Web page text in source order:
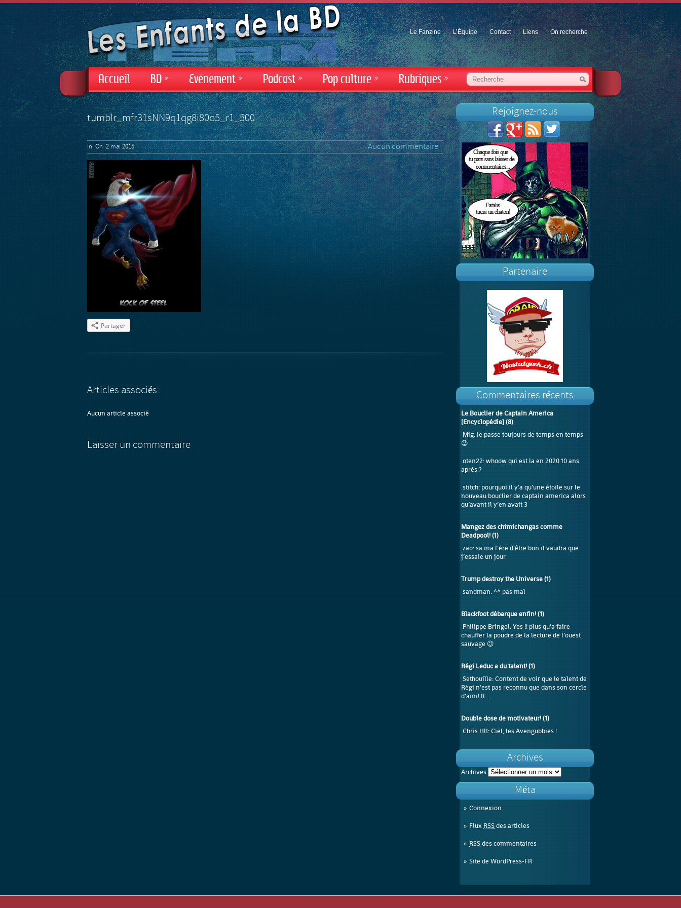
Le Fanzine L’Équipe Contact Liens On recherche
Accueil BD » Evénement » Podcast » Pop culture » Rubriques »
Rejoignez-nous
Partenaire
Commentaires récents
Le Bouclier de Captain America
[Encyclopédie](8)
Mig: Je passe toujours de temps en temps
😉
oten22: whoow qui est la en 2020 10 ans
après ?
stitch: pourquoi il y’a qu’une étoile sur le
nouveau bouclier de captain america alors
qu’avant il y’en avait 3
Mangez des chimichangas comme
Deadpool!(1)
zao: sa ma l’ère d’être bon il vaudra que
j’essaie un jour
Trump destroy the Universe(1)
sandman: ^^ pas mal
Blackfoot débarque enfin!(1)
Philippe Bringel: Yes !! plus qu’a faire
chauffer la poudre de la lecture de l’ouest
sauvage 😉
Régi Leduc a du talent!(1)
Sethouille: Content de voir que le talent de
Régi n’est pas reconnu que dans son cercle
d’ami! Il...
Double dose de motivateur!(1)
Chris Hlt: Ciel, les Avengubbies !
Archives
Archives
Méta
Connexion
Flux RSSdes articles
RSSdes commentaires
Site de WordPress-FR
tumblr_mfr31sNN9q1qg8i80o5_r1_500
Aucun commentaire
In On 2 mai 2015
Partager
Articles associés:
Aucun article associé
Laisser un commentaire